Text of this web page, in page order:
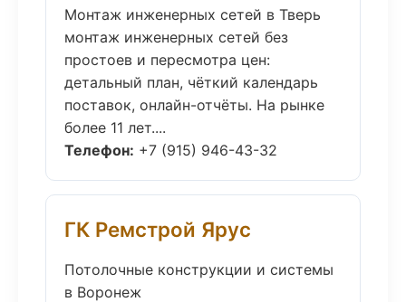
Монтаж инженерных сетей в Тверь
монтаж инженерных сетей без
простоев и пересмотра цен:
детальный план, чёткий календарь
поставок, онлайн-отчёты. На рынке
более 11 лет....
Телефон: +7 (915) 946-43-32
ГК Ремстрой Ярус
Потолочные конструкции и системы
в Воронеж